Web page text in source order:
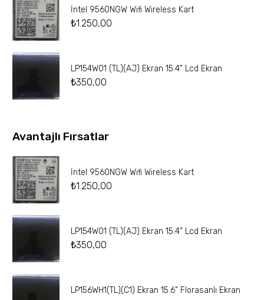
İntel 9560NGW Wifi Wireless Kart
₺1.250,00
LP154W01 (TL)(AJ) Ekran 15.4” Lcd Ekran
₺350,00
Avantajlı Fırsatlar
İntel 9560NGW Wifi Wireless Kart
₺1.250,00
LP154W01 (TL)(AJ) Ekran 15.4” Lcd Ekran
₺350,00
LP156WH1(TL)(C1) Ekran 15.6” Florasanlı Ekran